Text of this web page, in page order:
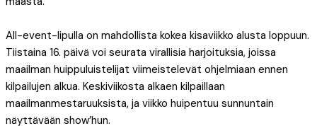
All-event-lipulla on mahdollista kokea kisaviikko alusta loppuun.
Tiistaina 16. päivä voi seurata virallisia harjoituksia, joissa
maailman huippuluistelijat viimeistelevät ohjelmiaan ennen
kilpailujen alkua. Keskiviikosta alkaen kilpaillaan
maailmanmestaruuksista, ja viikko huipentuu sunnuntain
näyttävään show’hun.